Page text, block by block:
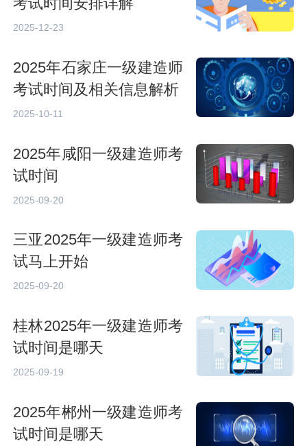
考试时间安排详解
2025-12-23
2025年石家庄一级建造师
考试时间及相关信息解析
2025-10-11
2025年咸阳一级建造师考
试时间
2025-09-20
三亚2025年一级建造师考
试马上开始
2025-09-20
桂林2025年一级建造师考
试时间是哪天
2025-09-19
2025年郴州一级建造师考
试时间是哪天